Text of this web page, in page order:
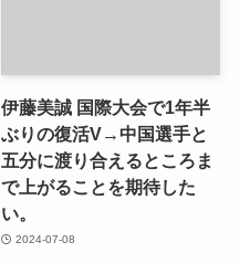
伊藤美誠 国際大会で1年半
ぶりの復活V→中国選手と
五分に渡り合えるところま
で上がることを期待した
い。
2024-07-08